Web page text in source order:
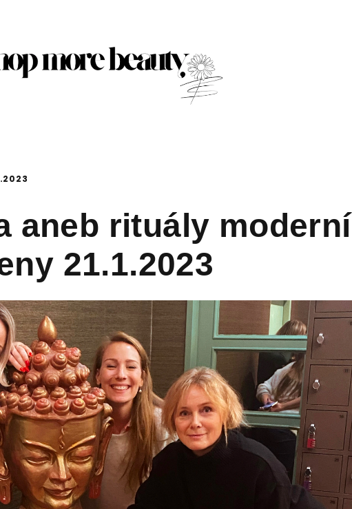
aneb rituály moderní
21.1.2023